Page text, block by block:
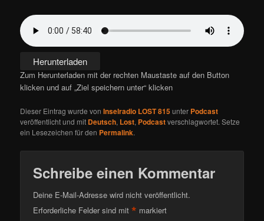
Herunterladen
Zum Herunterladen mit der rechten Maustaste auf den Button
klicken und auf „Ziel speichern unter“ klicken
Dieser Eintrag wurde vonInselradio LOST 815unter Podcast
veröffentlicht und mit Deutsch, Lost, Podcastverschlagwortet. Setze
ein Lesezeichen für den Permalink.
Schreibe einen Kommentar
Deine E-Mail-Adresse wird nicht veröffentlicht.
Erforderliche Felder sind mit* markiert